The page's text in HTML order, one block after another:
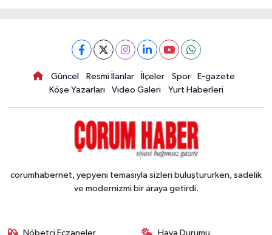
Güncel Resmi İlanlar İlçeler Spor
E-gazete
Köşe Yazarları
Video Galeri Yurt Haberleri
corumhabernet, yepyeni temasıyla sizleri buluştururken, sadelik
ve modernizmi bir araya getirdi.
Nöbetçi Eczaneler Hava Durumu